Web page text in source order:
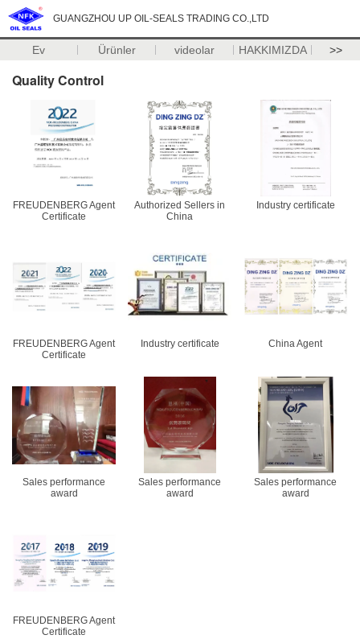
GUANGZHOU UP OIL-SEALS TRADING CO.,LTD
Ev Ürünler videolar HAKKIMIZDA >>
Quality Control
FREUDENBERG Agent
Certificate
Authorized Sellers in
China
Industry certificate
FREUDENBERG Agent
Certificate
Industry certificate China Agent
Sales performance
award
Sales performance
award
Sales performance
award
FREUDENBERG Agent
Certificate